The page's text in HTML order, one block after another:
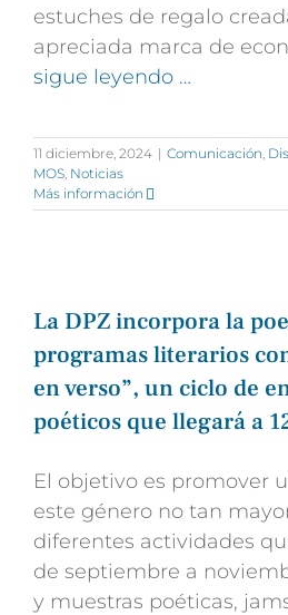
estuches de regalo
apreciada marca de
sigue leyendo …
11 diciembre, 2024 | Comunicación,
MOS, Noticias
Más información
La DPZ incorpora la
programas literarios
en verso”, un ciclo de
poéticos que llegará a
El objetivo es promover
este género no tan
diferentes actividades
de septiembre a
y muestras poéticas,